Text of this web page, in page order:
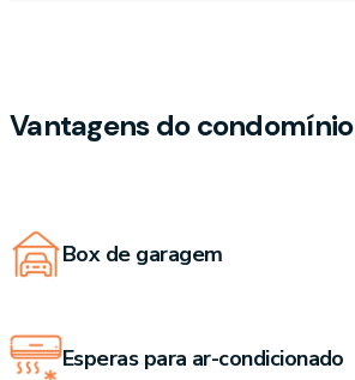
Vantagens do condomínio
Box de garagem
Esperas para ar-condicionado